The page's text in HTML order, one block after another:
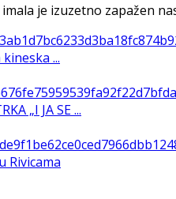
je izuzetno zapažen
...
„I JA SE ...
Rivicama